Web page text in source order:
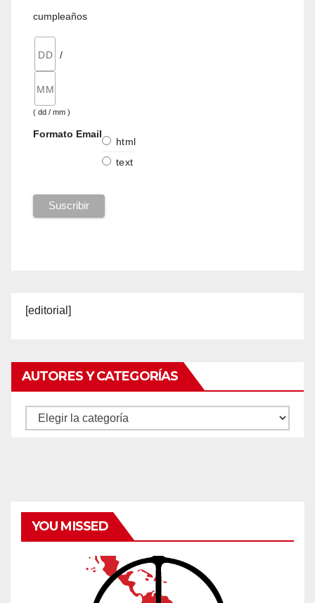
cumpleaños
/
( dd / mm )
Formato Email
html
text
[editorial]
AUTORES Y CATEGORÍAS
Autores
YOU MISSED